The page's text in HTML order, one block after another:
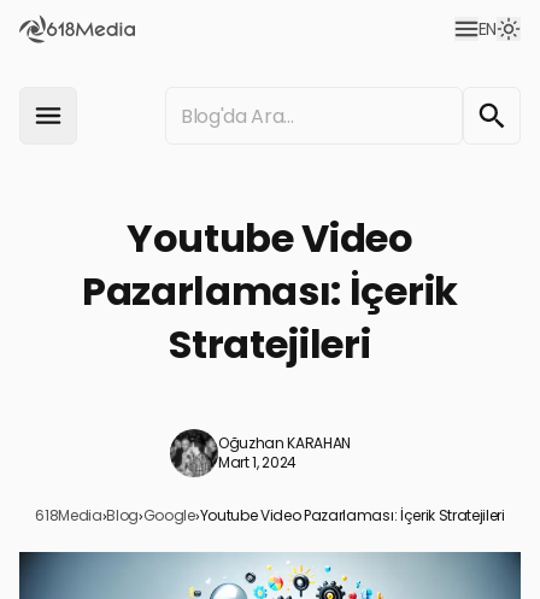
EN
Youtube Video
Pazarlaması: İçerik
Stratejileri
Oğuzhan KARAHAN
Mart 1, 2024
618Media›Blog›Google›Youtube Video Pazarlaması: İçerik Stratejileri